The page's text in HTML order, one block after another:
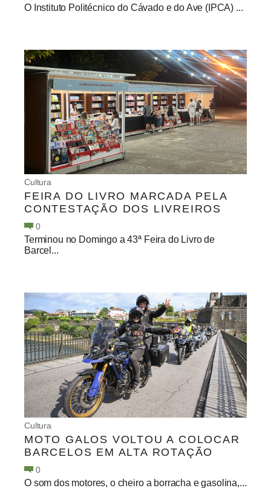
O Instituto Politécnico do Cávado e do Ave (IPCA) ...
Cultura
FEIRA DO LIVRO MARCADA PELA
CONTESTAÇÃO DOS LIVREIROS
0
Terminou no Domingo a 43ª Feira do Livro de
Barcel...
Cultura
MOTO GALOS VOLTOU A COLOCAR
BARCELOS EM ALTA ROTAÇÃO
0
O som dos motores, o cheiro a borracha e gasolina,...